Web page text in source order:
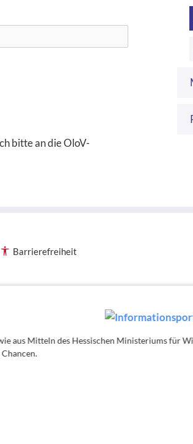
aus Mitteln des Hessischen Ministeriums für
bitte an die OloV-
Barrierefreiheit
Hessischen Ministeriums